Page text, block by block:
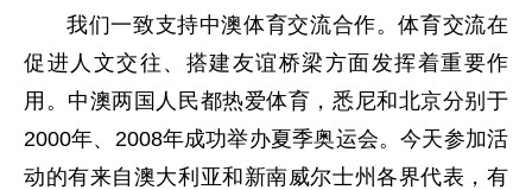
我们一致支持中澳体育交流合作。体育交流在
促进人文交往、搭建友谊桥梁方面发挥着重要作
用。中澳两国人民都热爱体育，悉尼和北京分别于
2000年、2008年成功举办夏季奥运会。今天参加活
动的有来自澳大利亚和新南威尔士州各界代表，有